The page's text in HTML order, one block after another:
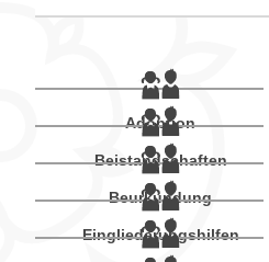
Adoption
Beistandschaften
Beurkundung
Eingliederungshilfen